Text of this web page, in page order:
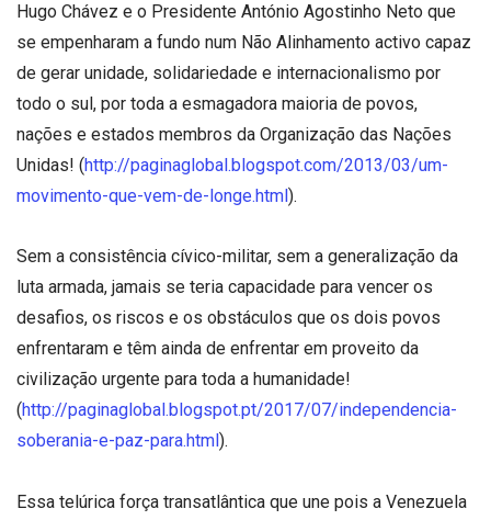
Hugo Chávez e o Presidente António Agostinho Neto que
se empenharam a fundo num Não Alinhamento activo capaz
de gerar unidade, solidariedade e internacionalismo por
todo o sul, por toda a esmagadora maioria de povos,
nações e estados membros da Organização das Nações
Unidas! (http://paginaglobal.blogspot.com/2013/03/um-
movimento-que-vem-de-longe.html ).
Sem a consistência cívico-militar, sem a generalização da
luta armada, jamais se teria capacidade para vencer os
desafios, os riscos e os obstáculos que os dois povos
enfrentaram e têm ainda de enfrentar em proveito da
civilização urgente para toda a humanidade!
(http://paginaglobal.blogspot.pt/2017/07/independencia-
soberania-e-paz-para.html ).
Essa telúrica força transatlântica que une pois a Venezuela